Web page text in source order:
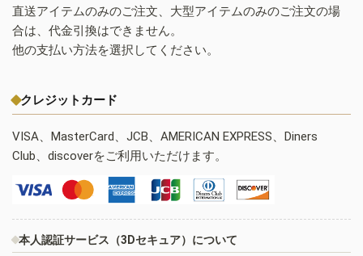
直送アイテムのみのご注文、大型アイテムのみのご注文の場
合は、代金引換はできません。
他の支払い方法を選択してください。
クレジットカード
VISA、MasterCard、JCB、AMERICAN EXPRESS、Diners
Club、discoverをご利用いただけます。
本人認証サービス（3Dセキュア）について